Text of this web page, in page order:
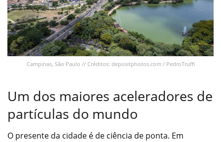
Campinas, São Paulo // Créditos: depositphotos.com / PedroTruffi
Um dos maiores aceleradores de
partículas do mundo
O presente da cidade é de ciência de ponta. Em